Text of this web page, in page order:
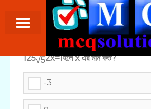
125√52x=1হলে x এর মান কত?
-3